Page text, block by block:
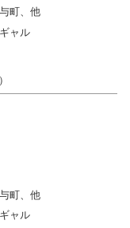
町、他
ャル
町、他
ャル